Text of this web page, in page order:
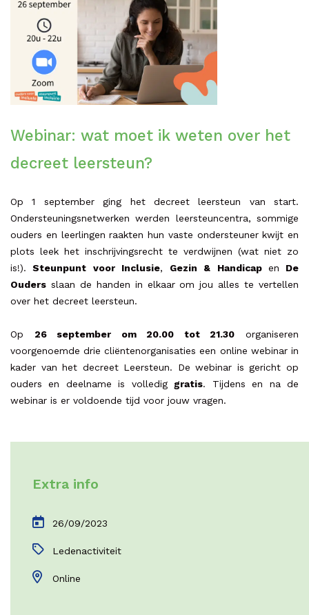
Webinar: wat moet ik weten over het
decreet leersteun?
Op 1 september ging het decreet leersteun van start.
Ondersteuningsnetwerken werden leersteuncentra, sommige
ouders en leerlingen raakten hun vaste ondersteuner kwijt en
plots leek het inschrijvingsrecht te verdwijnen (wat niet zo
is!). Steunpunt voor Inclusie, Gezin & Handicap en De
Ouders slaan de handen in elkaar om jou alles te vertellen
over het decreet leersteun.
Op 26 september om 20.00 tot 21.30 organiseren
voorgenoemde drie cliëntenorganisaties een online webinar in
kader van het decreet Leersteun. De webinar is gericht op
ouders en deelname is volledig gratis. Tijdens en na de
webinar is er voldoende tijd voor jouw vragen.
Extra info
26/09/2023
Ledenactiviteit
Online